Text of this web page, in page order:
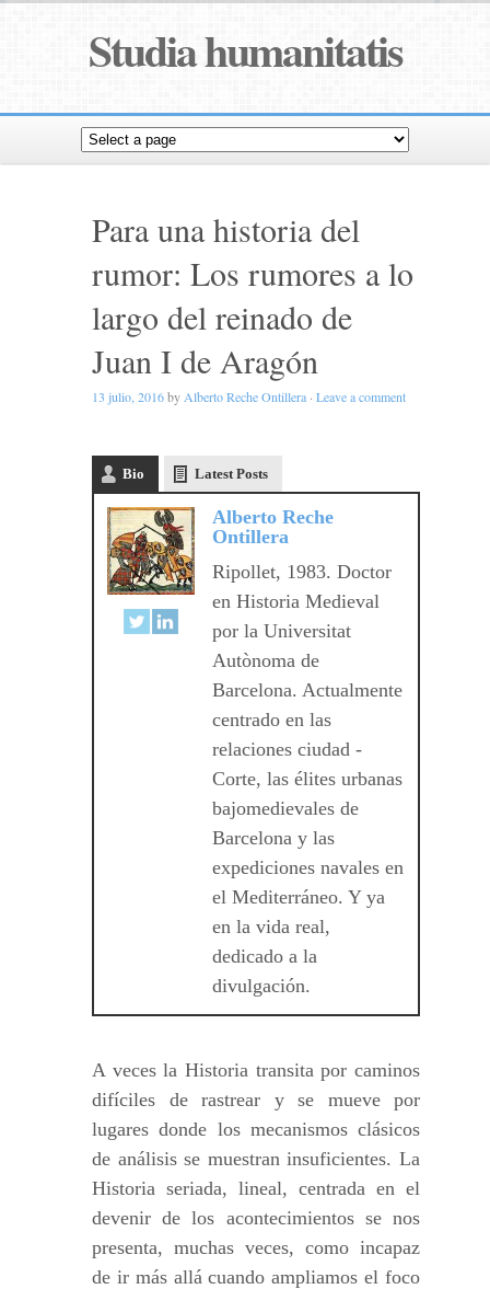
Studia humanitatis
Para una historia del
rumor: Los rumores a lo
largo del reinado de
Juan I de Aragón
13 julio, 2016by Alberto Reche Ontillera · Leave a comment
Bio Latest Posts
Alberto Reche
Ontillera
Ripollet, 1983. Doctor
en Historia Medieval
por la Universitat
Autònoma de
Barcelona. Actualmente
centrado en las
relaciones ciudad -
Corte, las élites urbanas
bajomedievales de
Barcelona y las
expediciones navales en
el Mediterráneo. Y ya
en la vida real,
dedicado a la
divulgación.
A veces la Historia transita por caminos
difíciles de rastrear y se mueve por
lugares donde los mecanismos clásicos
de análisis se muestran insuficientes. La
Historia seriada, lineal, centrada en el
devenir de los acontecimientos se nos
presenta, muchas veces, como incapaz
de ir más allá cuando ampliamos el foco